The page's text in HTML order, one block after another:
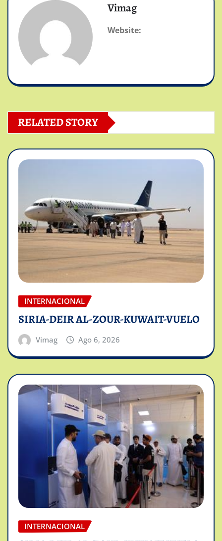
Vimag
Website:
RELATED STORY
INTERNACIONAL
SIRIA-DEIR AL-ZOUR-KUWAIT-VUELO
Vimag Ago 6, 2026
INTERNACIONAL